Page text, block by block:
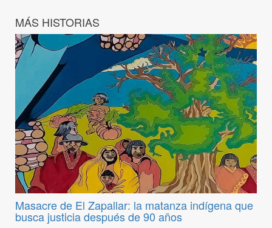
MÁS HISTORIAS
Masacre de El Zapallar: la matanza indígena que
busca justicia después de 90 años